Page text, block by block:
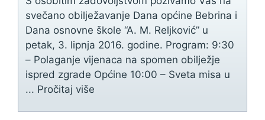
svečano obilježavanje Dana općine Bebrina i
Dana osnovne škole “A. M. Reljković” u
petak, 3. lipnja 2016. godine. Program: 9:30
– Polaganje vijenaca na spomen obilježje
ispred zgrade Općine 10:00 – Sveta misa u
... Pročitaj više